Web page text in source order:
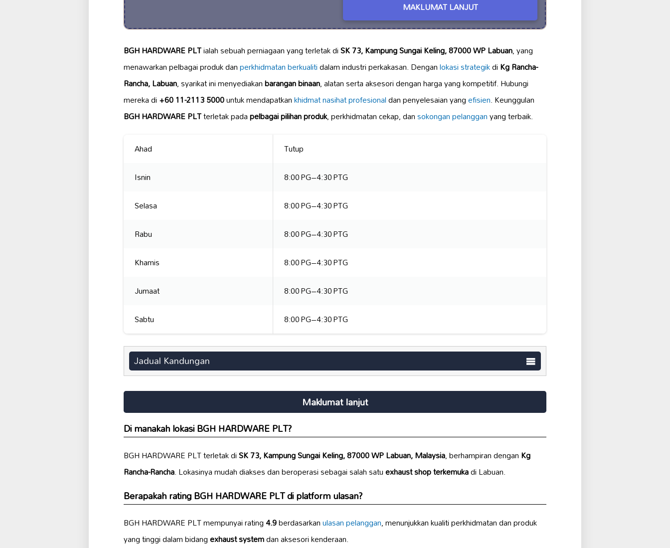
MAKLUMAT LANJUT
BGH HARDWARE PLTialah sebuah perniagaan yang terletak diSK 73, Kampung Sungai Keling, 87000 WP Labuan, yang
menawarkan pelbagai produk danperkhidmatan berkualitidalam industri perkakasan. Denganlokasi strategikdiKg Rancha-
Rancha, Labuan, syarikat ini menyediakanbarangan binaan, alatan serta aksesori dengan harga yang kompetitif. Hubungi
mereka di+60 11-2113 5000untuk mendapatkankhidmat nasihat profesionaldan penyelesaian yangefisien. Keunggulan
BGH HARDWARE PLTterletak padapelbagai pilihan produk, perkhidmatan cekap, dansokongan pelangganyang terbaik.
Ahad
Tutup
Isnin
8:00 PG–4:30 PTG
Selasa
8:00 PG–4:30 PTG
Rabu
8:00 PG–4:30 PTG
Khamis
8:00 PG–4:30 PTG
Jumaat
8:00 PG–4:30 PTG
Sabtu
8:00 PG–4:30 PTG
Jadual Kandungan
Maklumat lanjut
Di manakah lokasi BGH HARDWARE PLT?
BGH HARDWARE PLT terletak diSK 73, Kampung Sungai Keling, 87000 WP Labuan, Malaysia, berhampiran denganKg
Rancha-Rancha. Lokasinya mudah diakses dan beroperasi sebagai salah satuexhaust shop terkemukadi Labuan.
Berapakah rating BGH HARDWARE PLT di platform ulasan?
BGH HARDWARE PLT mempunyai rating4.9berdasarkanulasan pelanggan, menunjukkan kualiti perkhidmatan dan produk
yang tinggi dalam bidangexhaust systemdan aksesori kenderaan.